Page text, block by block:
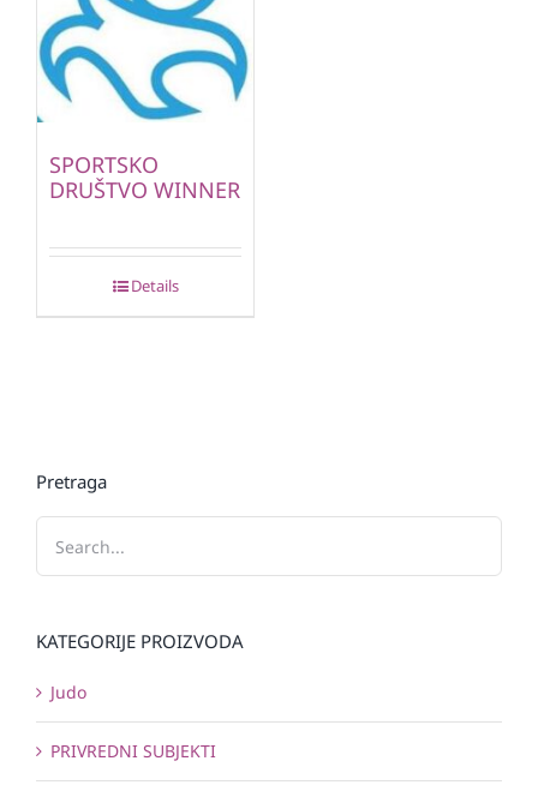
SPORTSKO
DRUŠTVO WINNER
Details
Pretraga
KATEGORIJE PROIZVODA
Judo
PRIVREDNI SUBJEKTI